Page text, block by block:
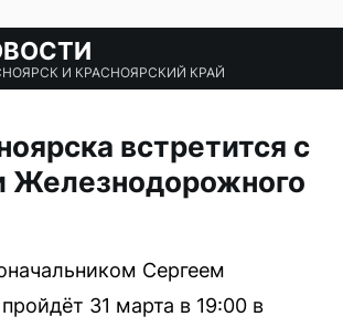
И КРАСНОЯРСКИЙ КРАЙ
встретится с
Железнодорожного
Сергеем
31 марта в 19:00 в